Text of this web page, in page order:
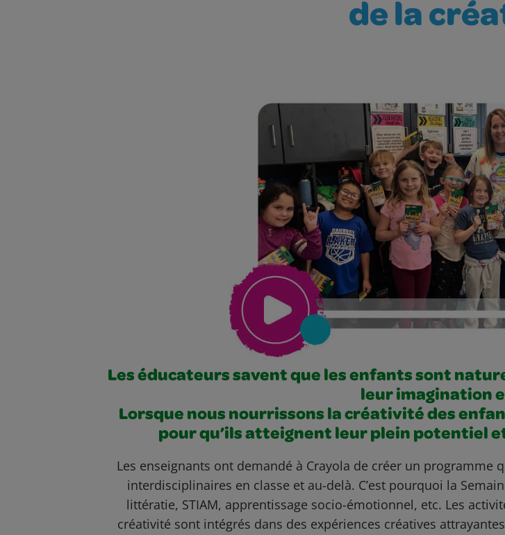
de la
Les éducateurs savent que les enfants sont
leur imagination
Lorsque nous nourrissons la créativité des
pour qu’ils atteignent leur plein potentiel
Les enseignants ont demandé à Crayola de créer un programme
interdisciplinaires en classe et au-delà. C’est pourquoi la
littératie, STIAM, apprentissage socio-émotionnel, etc. Les
créativité sont intégrés dans des expériences créatives